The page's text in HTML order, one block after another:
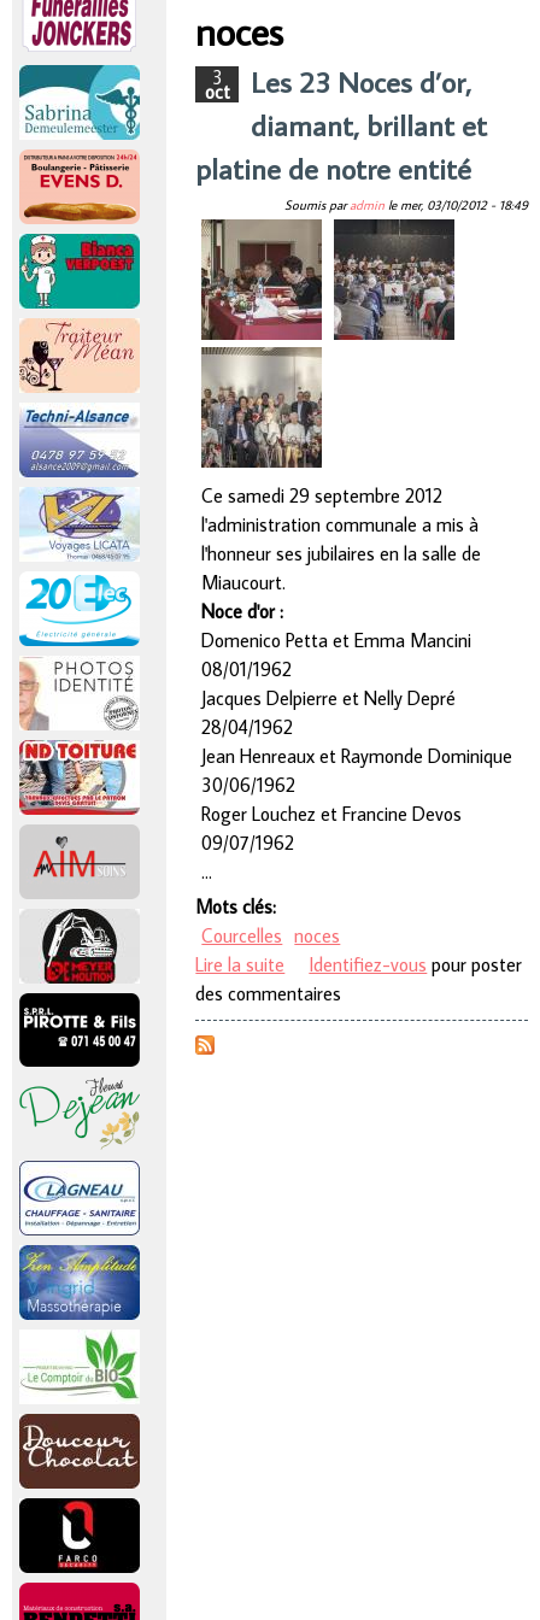
Vous êtes ici
noces
3
oct
Les 23 Noces d’or,
diamant, brillant et
platine de notre entité
Soumis paradmin le mer, 03/10/2012 - 18:49
Ce samedi 29 septembre 2012
l'administration communale a mis à
l'honneur ses jubilaires en la salle de
Miaucourt.
Noce d'or :
Domenico Petta et Emma Mancini
08/01/1962
Jacques Delpierre et Nelly Depré
28/04/1962
Jean Henreaux et Raymonde Dominique
30/06/1962
Roger Louchez et Francine Devos
09/07/1962
…
Mots clés:
Courcelles noces
Lire la suite de Les 23 Noces d’or, diamant,
brillant et platine de notre
entité
Identifiez-vous pour poster
des commentaires
n
p
a